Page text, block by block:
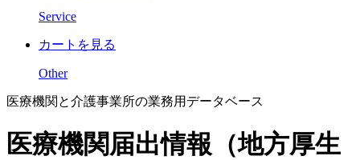
Service
カートを見る
Other
医療機関と介護事業所の業務用データベース
医療機関届出情報（地方厚生